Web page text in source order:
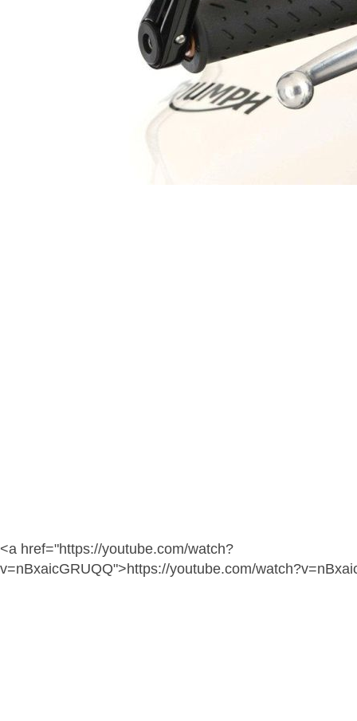
<a href="https://youtube.com/watch?
v=nBxaicGRUQQ">https://youtube.com/